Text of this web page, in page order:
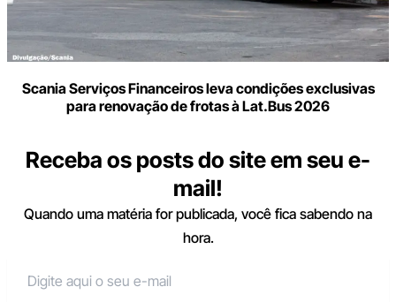
Scania Serviços Financeiros leva condições exclusivas
para renovação de frotas à Lat.Bus 2026
Receba os posts do site em seu e-
mail!
Quando uma matéria for publicada, você fica sabendo na
hora.